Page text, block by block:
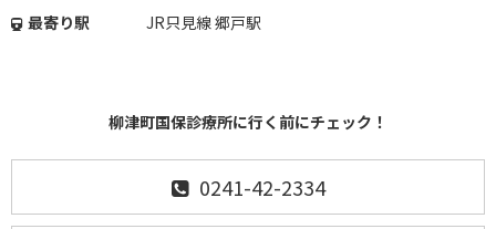
最寄り駅
JR只見線 郷戸駅
柳津町国保診療所に行く前にチェック！
0241-42-2334